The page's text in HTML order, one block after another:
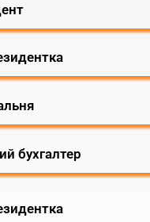
бухгалтер